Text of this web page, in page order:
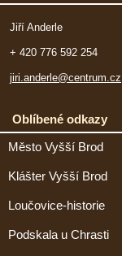
Jiří Anderle
+ 420 776 592 254
jiri.anderle@centrum.cz
Oblíbené odkazy
Město Vyšší Brod
Klášter Vyšší Brod
Loučovice-historie
Podskala u Chrasti